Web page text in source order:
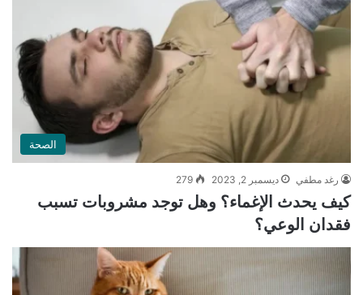
الصحة
رغد مطفي ديسمبر 2, 2023 279
كيف يحدث الإغماء؟ وهل توجد مشروبات تسبب
فقدان الوعي؟